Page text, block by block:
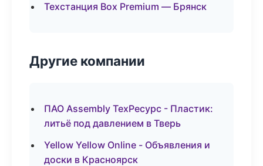
Техстанция Box Premium — Брянск
Другие компании
ПАО Assembly ТехРесурс - Пластик:
литьё под давлением в Тверь
Yellow Yellow Online - Объявления и
доски в Красноярск